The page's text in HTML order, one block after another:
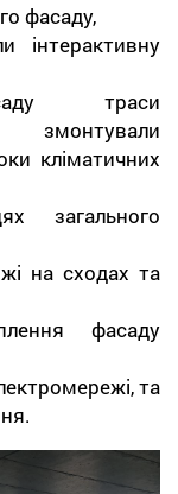
фасаду,
інтерактивну
траси
змонтували
кліматичних
загального
на сходах та
фасаду
та